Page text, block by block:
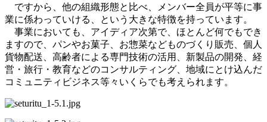
ですから、他の組織形態と比べ、メンバー全員が平等に事
業に係わっていける、という大きな特徴を持っています。
事業においても、アイディア次第で、ほとんど何でもでき
ますので、パンやお菓子、お惣菜などものづくり販売、個人
貨物配送、高齢者による専門技術の活用、新製品の開発、経
営・旅行・教育などのコンサルティング、地域にとけ込んだ
コミュニティビジネス等々いくらでも考えられます。